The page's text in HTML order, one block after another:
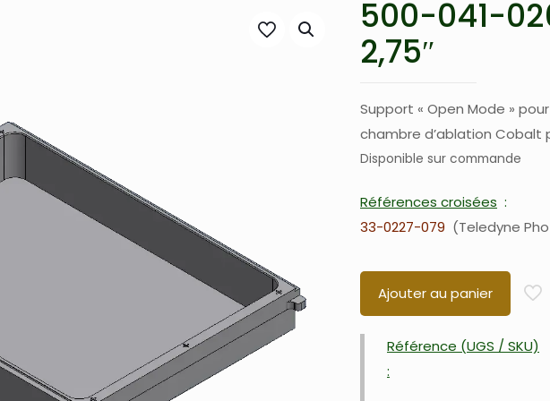
500-041-
2,75″
Support « Open Mode »
chambre d’ablation Cobalt
Disponible sur commande
Références croisées
33-0227-079
Teledyne
Ajouter au panier
Référence (UGS / SKU)
: